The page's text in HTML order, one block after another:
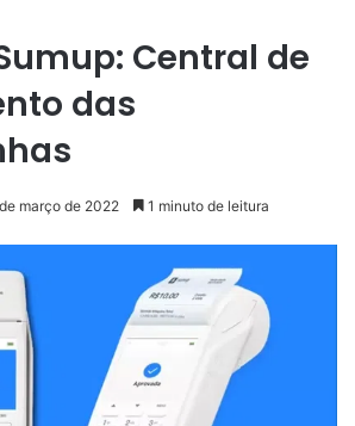
Central de
das
março de 2022 1 minuto de leitura